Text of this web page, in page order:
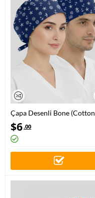
Çapa Desenli Bone (Cotton
Likra Kumaş)
$6.00